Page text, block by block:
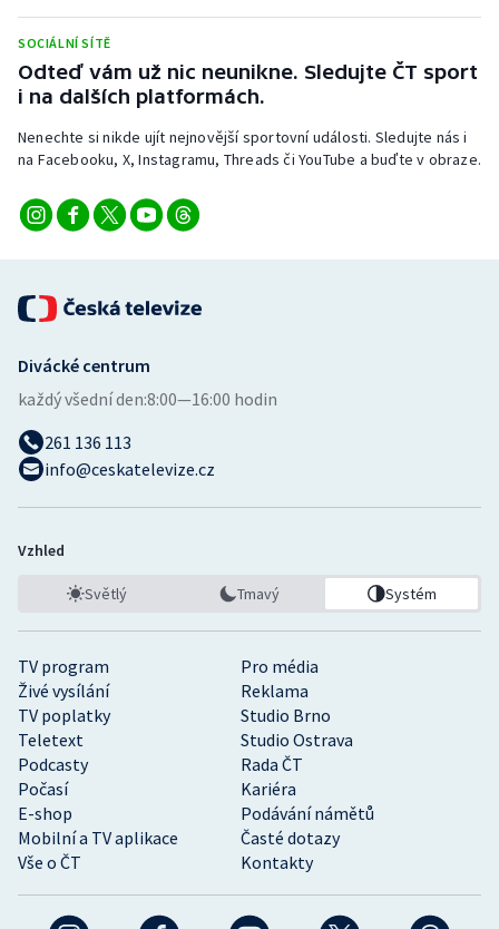
Veslování
Vodní slalom
Volejbal
Ostatní
SOCIÁLNÍ SÍTĚ
Odteď vám už nic neunikne. Sledujte ČT sport
i na dalších platformách.
Nenechte si nikde ujít nejnovější sportovní události. Sledujte nás i
na Facebooku, X, Instagramu, Threads či YouTube a buďte v obraze.
TV program
Pro média
Živé vysílání
Reklama
TV poplatky
Studio Brno
Teletext
Studio Ostrava
Podcasty
Rada ČT
Počasí
Kariéra
E-shop
Podávání námětů
Mobilní a TV aplikace
Časté dotazy
Vše o ČT
Kontakty
Divácké centrum
každý všední den:8:00—16:00 hodin
261 136 113
info@ceskatelevize.cz
Vzhled
Světlý Tmavý Systém